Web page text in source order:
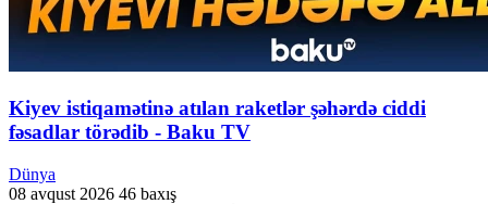
Kiyev istiqamətinə atılan raketlər şəhərdə ciddi
fəsadlar törədib - Baku TV
Dünya
08 avqust 2026 46 baxış